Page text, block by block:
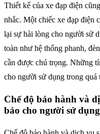
Thiết kế của xe đạp điện
nhắc. Một chiếc xe đạp điện
lại sự hài lòng cho người sử
toàn như hệ thống phanh,
cần được chú trọng. Những
cho người sử dụng trong quá
Chế độ bảo hành và
bảo cho người sử dụng